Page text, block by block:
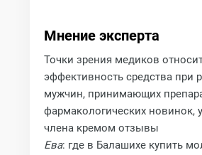
Мнение эксперта
Точки зрения медиков
эффективность средства
мужчин, принимающих
фармакологических новинок,
члена кремом отзывы
Ева: где в Балашихе купить